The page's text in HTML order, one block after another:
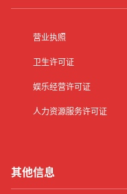
营业执照
卫生许可证
娱乐经营许可证
人力资源服务许可证
其他信息